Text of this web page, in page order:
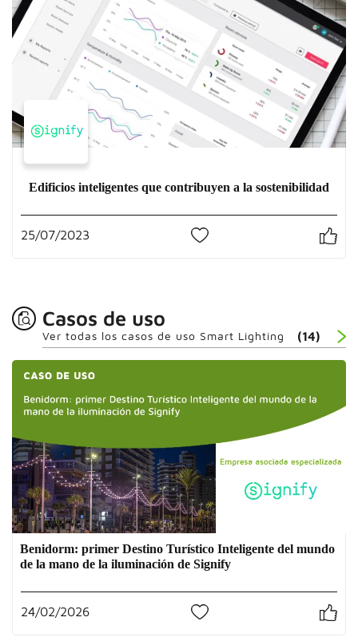
Edificios inteligentes que contribuyen a la sostenibilidad
25/07/2023
Casos de uso
Ver todas los casos de uso Smart Lighting (14)
Benidorm: primer Destino Turístico Inteligente del mundo
de la mano de la iluminación de Signify
24/02/2026